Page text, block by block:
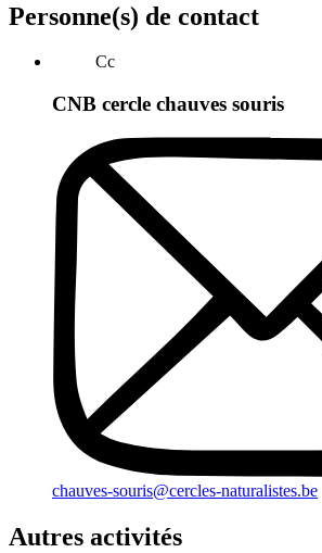
Personne(s) de contact
Cc
CNB cercle chauves souris
chauves-souris@cercles-naturalistes.be
Autres activités